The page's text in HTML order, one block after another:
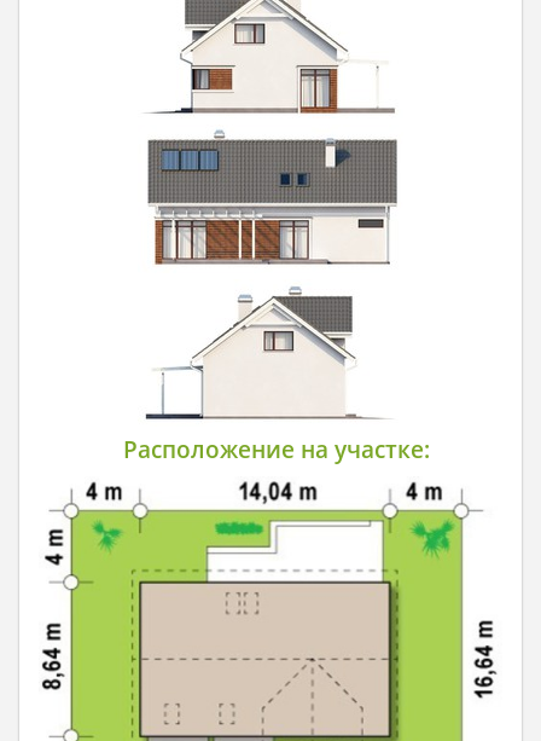
Расположение на участке: